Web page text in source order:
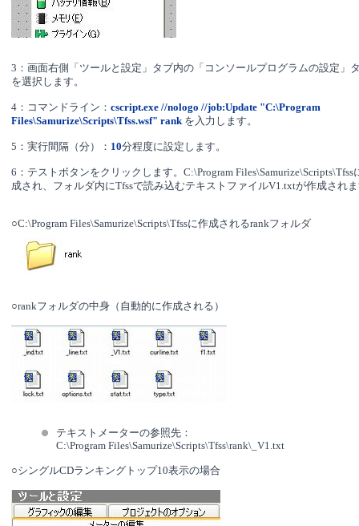
3：画面右側「ツールと設定」タブ内の「コンソールプログラムの設定」
を選択します。
4：コマンドライン： cscript.exe //nologo //job:Update "C:\Program
Files\Samurize\Scripts\Tfss.wsf" rankを入力します。
5：実行間隔（分）： 10分程度に設定します。
6：テストボタンをクリックします。C:\Program Files\Samurize\Scripts\Tfss
成され、フォルダ内にTfssで読み込むテキストファイルV1.txtが作成され
○C:\Program Files\Samurize\Scripts\Tfssに作成されるrankフォルダ
○rankフォルダの中身（自動的に作成される）
テキストメーターの参照先：
C:\Program Files\Samurize\Scripts\Tfss\rank\_V1.txt
○シングルCDランキングトップ10表示の場合